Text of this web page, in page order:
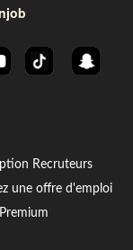
Recruteurs
une offre d'emploi